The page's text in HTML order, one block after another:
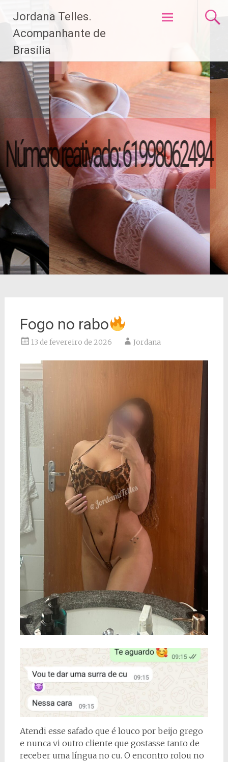
paraJordana Telles.
Acompanhante de
Brasília
Fogo no rabo
13 de fevereiro de 2026 Jordana
Atendi esse safado que é louco por beijo grego
e nunca vi outro cliente que gostasse tanto de
receber uma língua no cu. O encontro rolou no